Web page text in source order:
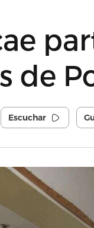
de
Escuchar